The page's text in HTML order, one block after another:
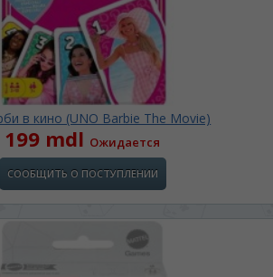
в кино (UNO Barbie The Movie)
199 mdl Ожидается
СООБЩИТЬ О ПОСТУПЛЕНИИ